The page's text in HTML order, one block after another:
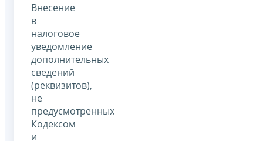
Внесение
в
налоговое
уведомление
дополнительных
сведений
(реквизитов),
не
предусмотренных
Кодексом
и